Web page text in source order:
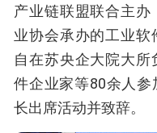
产业链联盟联合主
业协会承办的工业
自在苏央企大院大
件企业家等80余人
长出席活动并致辞。